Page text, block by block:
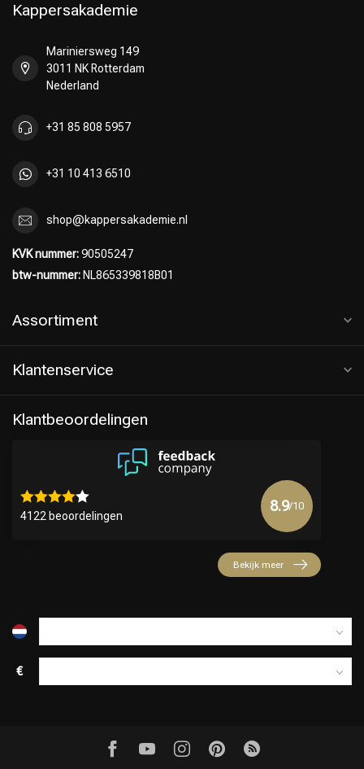
Kappersakademie
Mariniersweg 149
3011 NK Rotterdam
Nederland
+31 85 808 5957
+31 10 413 6510
shop@kappersakademie.nl
KVK nummer:90505247
btw-nummer: NL865339818B01
Assortiment
Klantenservice
Klantbeoordelingen
4122 beoordelingen
8.9/10
Bekijk meer
€